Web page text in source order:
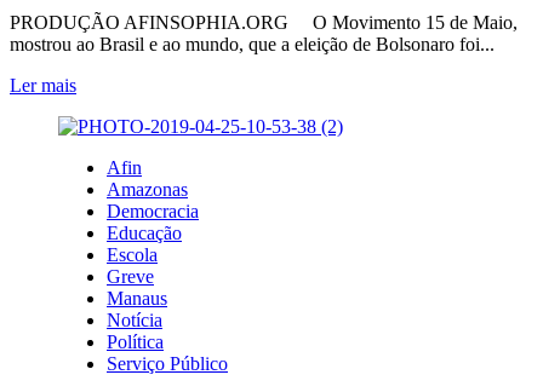
PRODUÇÃO AFINSOPHIA.ORG O Movimento 15 de Maio,
mostrou ao Brasil e ao mundo, que a eleição de Bolsonaro foi...
Ler maisLeia
sobre
MANAUS,
MAIS
DE
60
MIL
MANIFESTANTES
SE
POSICIONARAM
CONTRA
O
Afin
Amazonas
Democracia
Educação
Escola
Greve
Manaus
Notícia
Política
Serviço Público